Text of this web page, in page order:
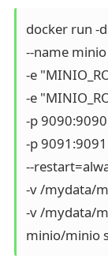
docker run -
--name
-e
-e
-p
-p
--
-v /mydata/
-v /mydata/
minio/minio